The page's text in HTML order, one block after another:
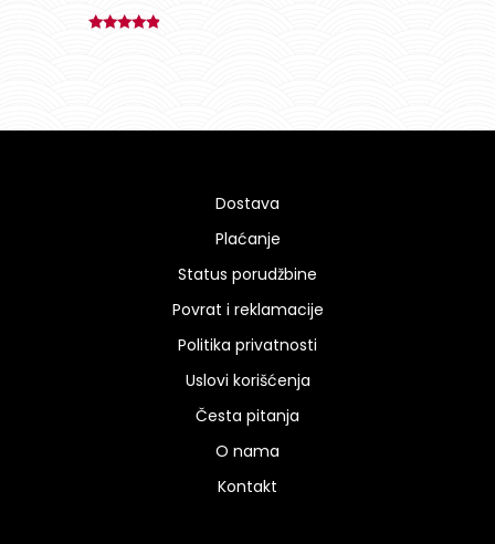
Dostava
Plaćanje
Status porudžbine
Povrat i reklamacije
Politika privatnosti
Uslovi korišćenja
Česta pitanja
O nama
Kontakt